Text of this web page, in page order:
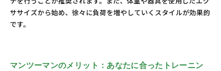
ササイズから始め、徐々に負荷を増やしていくスタイルが効果的
です。
マンツーマンのメリット：あなたに合ったトレーニン